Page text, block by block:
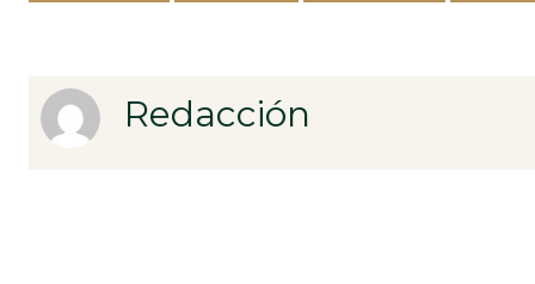
Redacción